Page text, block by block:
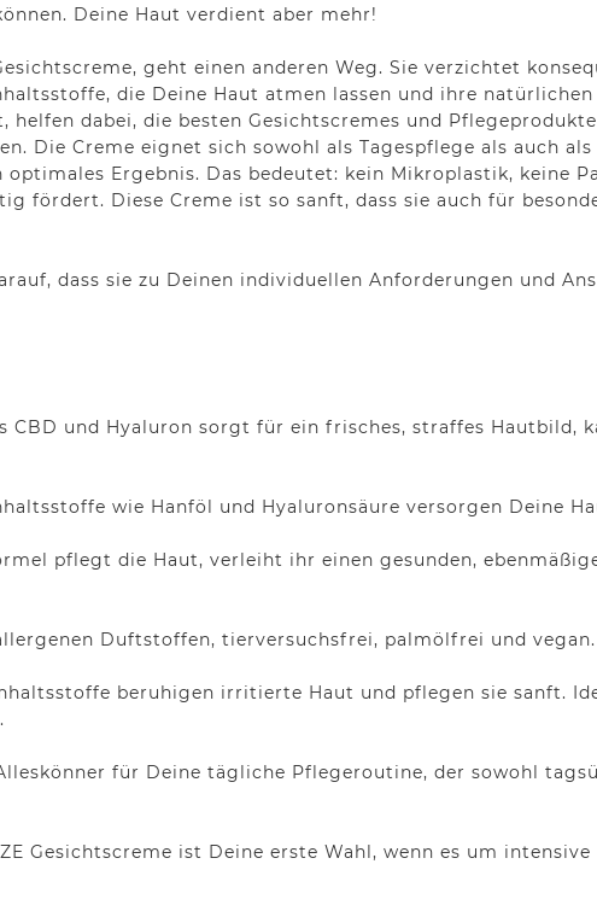
Deine Haut verdient aber mehr!
geht einen anderen Weg. Sie verzichtet
die Deine Haut atmen lassen und ihre
helfen dabei, die besten Gesichtscremes und
Die Creme eignet sich sowohl als Tagespflege als auch
Ergebnis. Das bedeutet: kein Mikroplastik, keine
fördert. Diese Creme ist so sanft, dass sie auch für
dass sie zu Deinen individuellen Anforderungen und
CBD und Hyaluron sorgt für ein frisches, straffes Hautbild,
wie Hanföl und Hyaluronsäure versorgen Deine
pflegt die Haut, verleiht ihr einen gesunden,
Duftstoffen, tierversuchsfrei, palmölfrei und vegan.
beruhigen irritierte Haut und pflegen sie sanft.
für Deine tägliche Pflegeroutine, der sowohl
Gesichtscreme ist Deine erste Wahl, wenn es um